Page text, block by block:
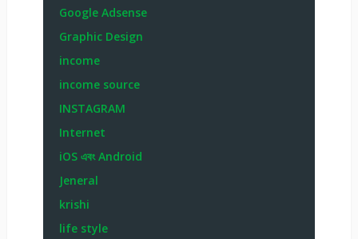
Google Adsense
Graphic Design
income
income source
INSTAGRAM
Internet
iOS এবং Android
Jeneral
krishi
life style